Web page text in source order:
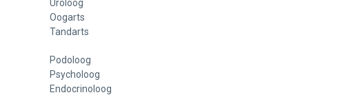
Uroloog
Oogarts
Tandarts
Podoloog
Psycholoog
Endocrinoloog